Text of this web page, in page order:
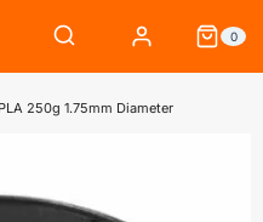
0
250g 1.75mm Diameter